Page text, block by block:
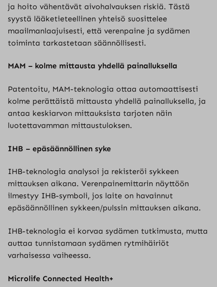
ja hoito vähentävät aivohalvauksen riskiä. Tästä
syystä lääketieteellinen yhteisö suosittelee
maailmanlaajuisesti, että verenpaine ja sydämen
toiminta tarkastetaan säännöllisesti.
MAM – kolme mittausta yhdellä painalluksella
Patentoitu, MAM-teknologia ottaa automaattisesti
kolme perättäistä mittausta yhdellä painalluksella, ja
antaa keskiarvon mittauksista tarjoten näin
luotettavamman mittaustuloksen.
IHB – epäsäännöllinen syke
IHB-teknologia analysoi ja rekisteröi sykkeen
mittauksen aikana. Verenpainemittarin näyttöön
ilmestyy IHB-symboli, jos laite on havainnut
epäsäännöllinen sykkeen/pulssin mittauksen aikana.
IHB-teknologia ei korvaa sydämen tutkimusta, mutta
auttaa tunnistamaan sydämen rytmihäiriöt
varhaisessa vaiheessa.
Microlife Connected Health+